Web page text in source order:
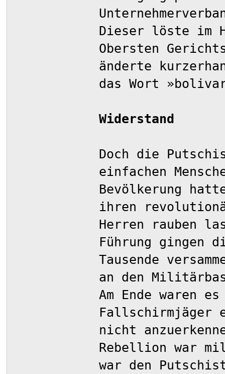
Dieser löste im
Obersten
änderte
das Wort
Widerstand
Doch die
einfachen
Bevölkerung
ihren
Herren rauben
Führung gingen
Tausende
an den
Am Ende waren
Fallschirmjäger
nicht
Rebellion war
war den